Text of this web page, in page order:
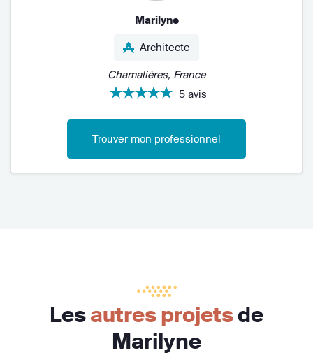
Marilyne
Architecte
Chamalières, France
5 avis
Trouver mon professionnel
Lesautres projetsde
Marilyne